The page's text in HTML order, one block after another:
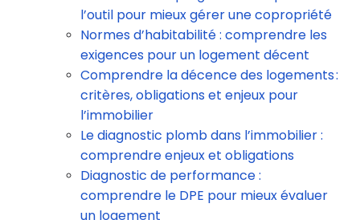
l’outil pour mieux gérer une copropriété
Normes d’habitabilité : comprendre les
exigences pour un logement décent
Comprendre la décence des logements :
critères, obligations et enjeux pour
l’immobilier
Le diagnostic plomb dans l’immobilier :
comprendre enjeux et obligations
Diagnostic de performance :
comprendre le DPE pour mieux évaluer
un logement